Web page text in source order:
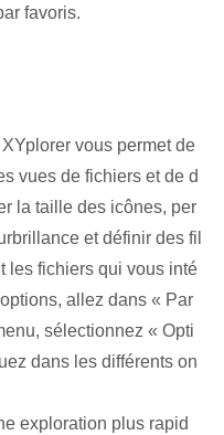
favoris.
XYplorer vous permet de
vues de fichiers et de d
la taille des icônes, per
et définir des fil
les fichiers qui vous inté
allez dans « Par
sélectionnez « Opti
dans les différents on
exploration plus rapid